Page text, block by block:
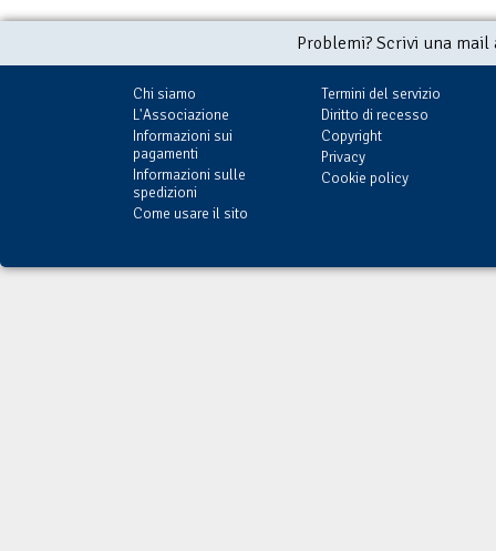
Problemi? Scrivi una
Chi siamo
L'Associazione
Informazioni sui
pagamenti
Informazioni sulle
spedizioni
Come usare il sito
Termini del servizio
Diritto di recesso
Copyright
Privacy
Cookie policy